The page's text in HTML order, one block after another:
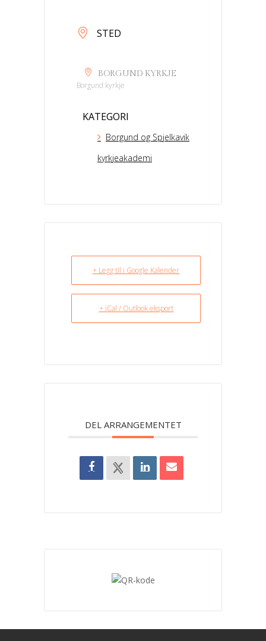
STED
BORGUND KYRKJE
Borgund kyrkje
KATEGORI
Borgund og Spjelkavik
kyrkjeakademi
+ Legg til i Google Kalender
+ iCal / Outlook eksport
DEL ARRANGEMENTET